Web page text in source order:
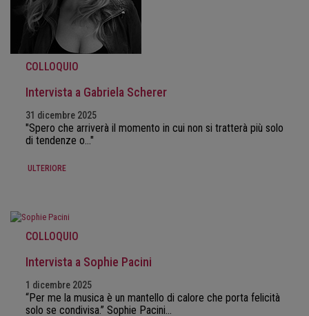
COLLOQUIO
Intervista a Gabriela Scherer
31 dicembre 2025
"Spero che arriverà il momento in cui non si tratterà più solo
di tendenze o..."
ULTERIORE
COLLOQUIO
Intervista a Sophie Pacini
1 dicembre 2025
“Per me la musica è un mantello di calore che porta felicità
solo se condivisa.” Sophie Pacini…